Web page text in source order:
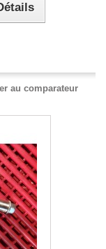
au comparateur